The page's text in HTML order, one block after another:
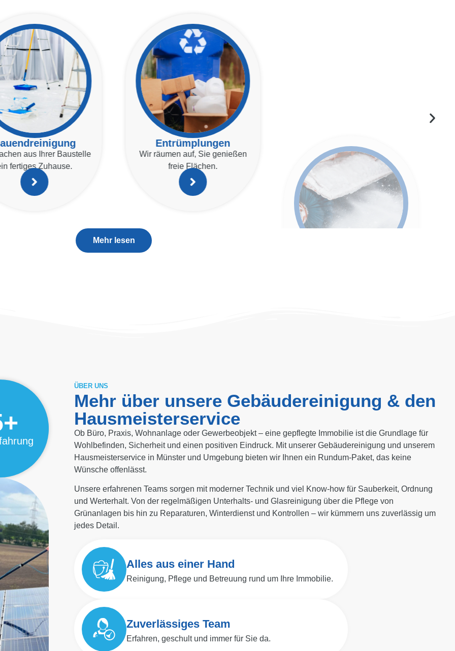
aus Ihrer Baustelle
fertiges Zuhause.
Entrümplungen
Wir räumen auf, Sie genießen
freie Flächen.
Sicher durch den Winter mit
unserem zuverlässigen
Winterdienst.
Mehr lesen
+
ÜBER UNS
Mehr über unsere Gebäudereinigung & den
Hausmeisterservice
Ob Büro, Praxis, Wohnanlage oder Gewerbeobjekt – eine gepflegte Immobilie ist die Grundlage für
Wohlbefinden, Sicherheit und einen positiven Eindruck. Mit unserer Gebäudereinigung und unserem
Hausmeisterservice in Münster und Umgebung bieten wir Ihnen ein Rundum-Paket, das keine
Wünsche offenlässt.
Unsere erfahrenen Teams sorgen mit moderner Technik und viel Know-how für Sauberkeit, Ordnung
und Werterhalt. Von der regelmäßigen Unterhalts- und Glasreinigung über die Pflege von
Grünanlagen bis hin zu Reparaturen, Winterdienst und Kontrollen – wir kümmern uns zuverlässig um
jedes Detail.
Alles aus einer Hand
Reinigung, Pflege und Betreuung rund um Ihre Immobilie.
Zuverlässiges Team
Erfahren, geschult und immer für Sie da.